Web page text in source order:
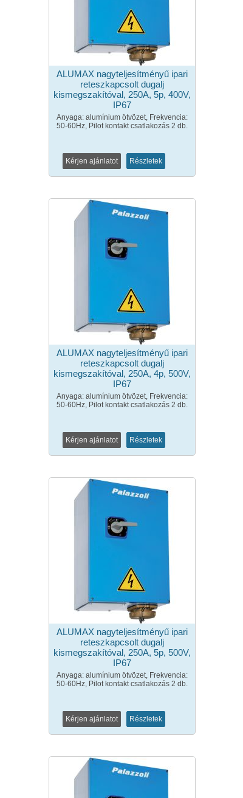
ALUMAX nagyteljesítményű ipari
reteszkapcsolt dugalj
kismegszakítóval, 250A, 5p, 400V,
IP67
Anyaga: alumínium ötvözet, Frekvencia:
50-60Hz, Pilot kontakt csatlakozás 2 db.
Kérjen ajánlatot Részletek
ALUMAX nagyteljesítményű ipari
reteszkapcsolt dugalj
kismegszakítóval, 250A, 4p, 500V,
IP67
Anyaga: alumínium ötvözet, Frekvencia:
50-60Hz, Pilot kontakt csatlakozás 2 db.
Kérjen ajánlatot Részletek
ALUMAX nagyteljesítményű ipari
reteszkapcsolt dugalj
kismegszakítóval, 250A, 5p, 500V,
IP67
Anyaga: alumínium ötvözet, Frekvencia:
50-60Hz, Pilot kontakt csatlakozás 2 db.
Kérjen ajánlatot Részletek